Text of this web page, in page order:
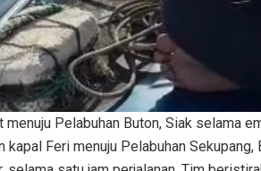
menuju Pelabuhan Buton, Siak selama
kapal Feri menuju Pelabuhan